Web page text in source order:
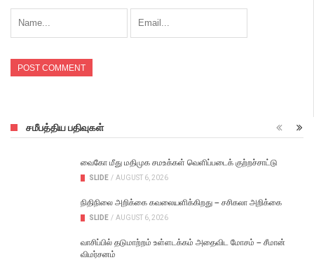
சமீபத்திய பதிவுகள்
வைகோ மீது மதிமுக சமஉக்கள் வெளிப்படைக் குற்றச்சாட்டு
SLIDE / AUGUST 6, 2026
நிதிநிலை அறிக்கை கவலையளிக்கிறது – சசிகலா அறிக்கை
SLIDE / AUGUST 6, 2026
வாசிப்பில் தடுமாற்றம் உள்ளடக்கம் அதைவிட மோசம் – சீமான்
விமர்சனம்